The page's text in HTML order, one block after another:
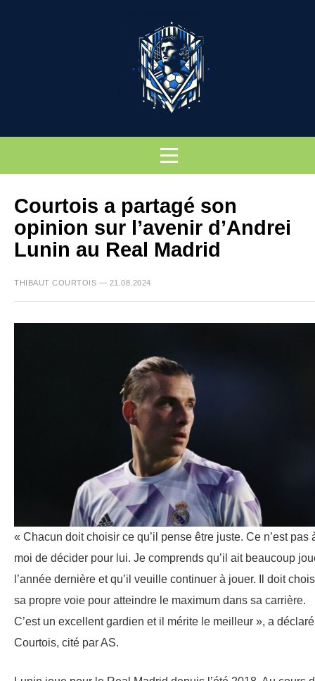
Courtois a partagé son
opinion sur l’avenir d’Andrei
Lunin au Real Madrid
THIBAUT COURTOIS — 21.08.2024
« Chacun doit choisir ce qu’il pense être juste. Ce n’est pas
moi de décider pour lui. Je comprends qu’il ait beaucoup
l’année dernière et qu’il veuille continuer à jouer. Il doit
sa propre voie pour atteindre le maximum dans sa carrière.
C’est un excellent gardien et il mérite le meilleur », a déclaré
Courtois, cité par AS.